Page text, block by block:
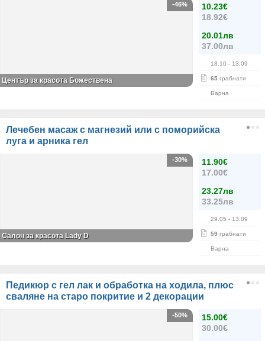
10.23€
18.92€
20.01лв
37.00лв
18.10 - 13.09
65 грабнати
Варна
-46%
Център за красота Божествена
Лечебен масаж с магнезий или с поморийска
луга и арника гел
11.90€
17.00€
23.27лв
33.25лв
29.05 - 13.09
59 грабнати
Варна
-30%
Салон за красота Lady D
Педикюр с гел лак и обработка на ходила, плюс
сваляне на старо покритие и 2 декорации
15.00€
30.00€
-50%